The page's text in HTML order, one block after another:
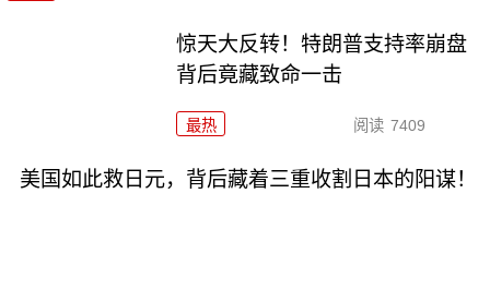
惊天大反转！特朗普支持率崩盘
背后竟藏致命一击
最热 阅读 7409
美国如此救日元，背后藏着三重收割日本的阳谋！